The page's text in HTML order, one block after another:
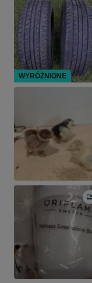
WYRÓŻNIONE